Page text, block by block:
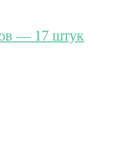
— 17 штук